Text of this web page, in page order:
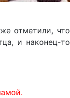
отметили, что
и наконец-то